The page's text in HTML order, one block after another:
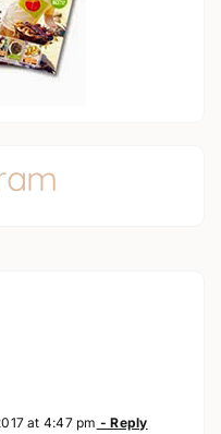
at 4:47 pm - Reply